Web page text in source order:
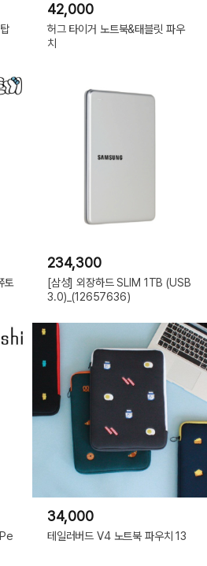
42,000
허그 타이거 노트북&태블릿 파우
치
토
234,300
[삼성] 외장하드 SLIM 1TB (USB
3.0)_(12657636)
34,000
테일러버드 V4 노트북 파우치 13